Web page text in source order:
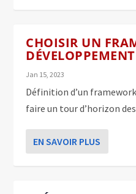
CHOISIR UN
Jan 15, 2023
Définition d’un
faire un tour d’horizon
EN SAVOIR PLUS